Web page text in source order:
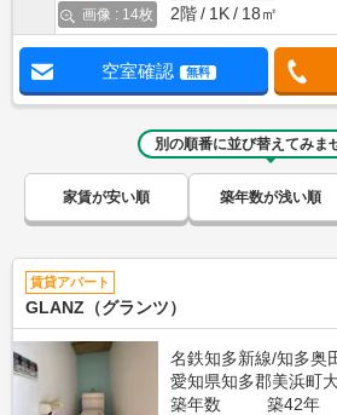
画像 : 14枚
2階
1K 18㎡
空室確認 無料
別の順番に並び替えてみま
家賃が安い順 築年数が浅い順
賃貸アパート
GLANZ（グランツ）
名鉄知多新線/知多奥
愛知県知多郡美浜町
築年数
築42年